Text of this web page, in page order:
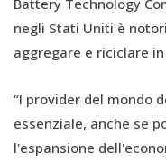
Battery Technology
negli Stati Uniti è
aggregare e riciclare
“I provider del mondo
essenziale, anche se
l'espansione